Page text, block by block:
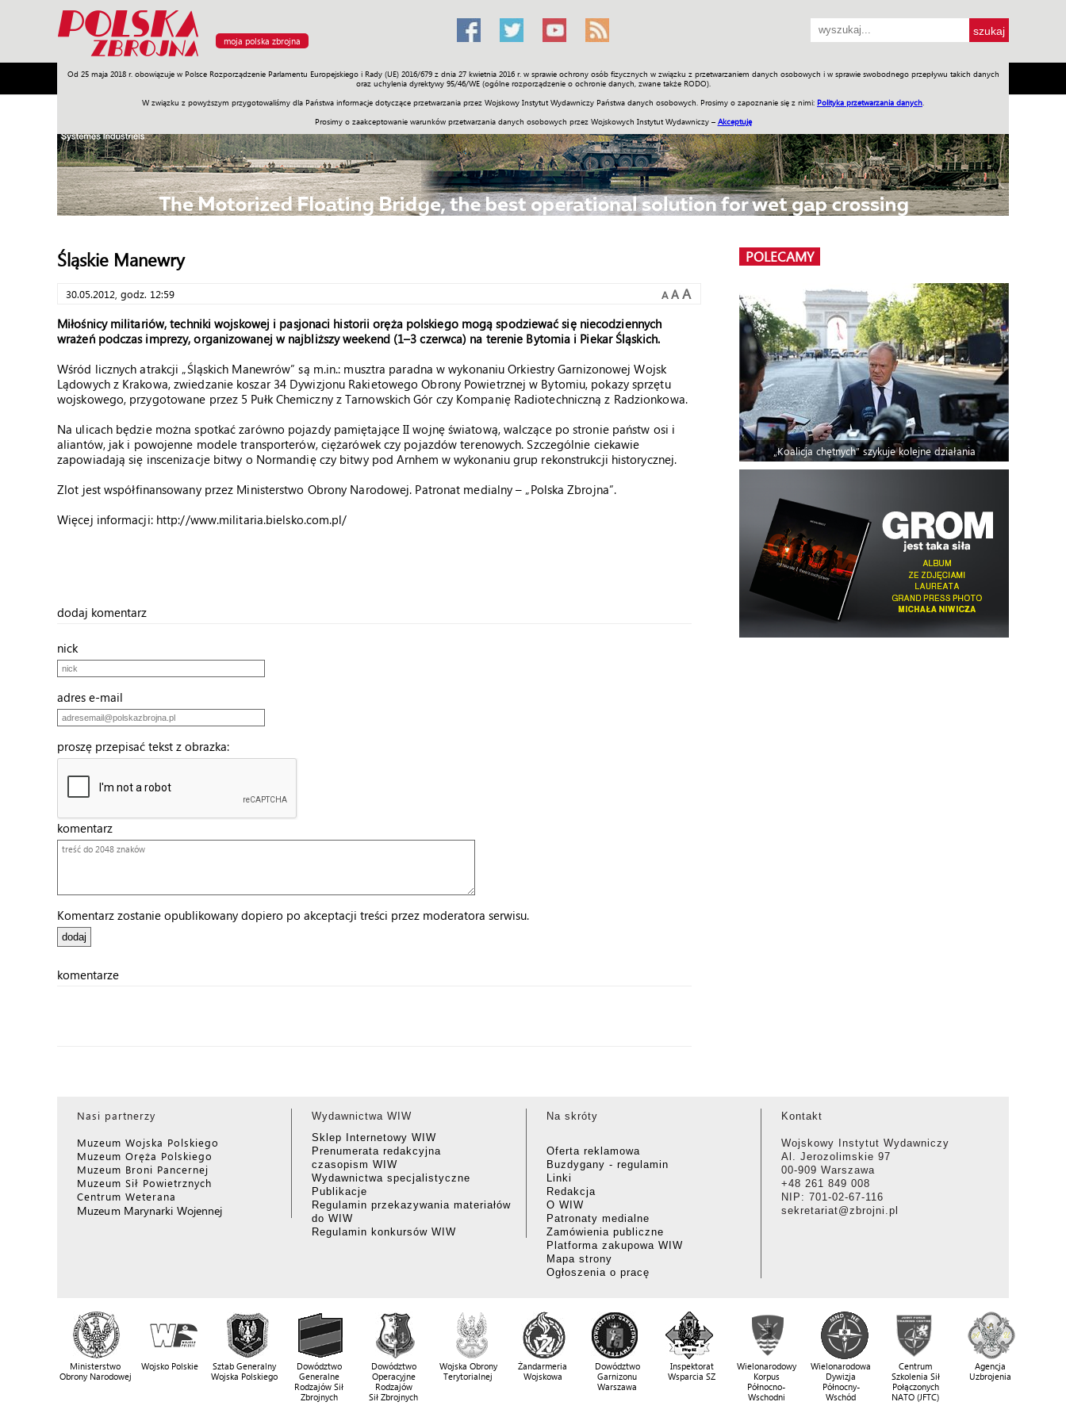
moja polska zbrojna
Od 25 maja 2018 r. obowiązuje w Polsce Rozporządzenie Parlamentu Europejskiego i Rady (UE) 2016/679 z dnia 27 kwietnia 2016 r. w sprawie ochrony osób fizycznych w związku z przetwarzaniem danych osobowych i w sprawie swobodnego przepływu takich danych
oraz uchylenia dyrektywy 95/46/WE (ogólne rozporządzenie o ochronie danych, zwane także RODO).
W związku z powyższym przygotowaliśmy dla Państwa informacje dotyczące przetwarzania przez Wojskowy Instytut Wydawniczy Państwa danych osobowych. Prosimy o zapoznanie się z nimi: Polityka przetwarzania danych
Prosimy o zaakceptowanie warunków przetwarzania danych osobowych przez Wojskowych Instytut Wydawniczy – Akceptuję
Armia Poligon Sprzęt Misje Polityka Prawo Świat Społeczność Sport Historia Galerie Wideo ENGLISH SKLEP Jednodniówki Praca w WIW
Śląskie Manewry
30.05.2012, godz. 12:59 A A A
Miłośnicy militariów, techniki wojskowej i pasjonaci historii oręża polskiego mogą spodziewać się niecodziennych
wrażeń podczas imprezy, organizowanej w najbliższy weekend (1–3 czerwca) na terenie Bytomia i Piekar Śląskich.
Wśród licznych atrakcji „Śląskich Manewrów” są m.in.: musztra paradna w wykonaniu Orkiestry Garnizonowej Wojsk
Lądowych z Krakowa, zwiedzanie koszar 34 Dywizjonu Rakietowego Obrony Powietrznej w Bytomiu, pokazy sprzętu
wojskowego, przygotowane przez 5 Pułk Chemiczny z Tarnowskich Gór czy Kompanię Radiotechniczną z Radzionkowa.
Na ulicach będzie można spotkać zarówno pojazdy pamiętające II wojnę światową, walczące po stronie państw osi i
aliantów, jak i powojenne modele transporterów, ciężarówek czy pojazdów terenowych. Szczególnie ciekawie
zapowiadają się inscenizacje bitwy o Normandię czy bitwy pod Arnhem w wykonaniu grup rekonstrukcji historycznej.
Zlot jest współfinansowany przez Ministerstwo Obrony Narodowej. Patronat medialny – „Polska Zbrojna”.
Więcej informacji: http://www.militaria.bielsko.com.pl/
dodaj komentarz
nick
adres e-mail
proszę przepisać tekst z obrazka:
komentarz
Komentarz zostanie opublikowany dopiero po akceptacji treści przez moderatora serwisu.
komentarze
POLECAMY
„Koalicja chętnych” szykuje kolejne działania
Nasi partnerzy
Muzeum Wojska Polskiego
Muzeum Oręża Polskiego
Muzeum Broni Pancernej
Muzeum Sił Powietrznych
Centrum Weterana
Muzeum Marynarki Wojennej
Wydawnictwa WIW
Sklep Internetowy WIW
Prenumerata redakcyjna
czasopism WIW
Wydawnictwa specjalistyczne
Publikacje
Regulamin przekazywania materiałów
do WIW
Regulamin konkursów WIW
Na skróty
Oferta reklamowa
Buzdygany - regulamin
Linki
Redakcja
O WIW
Patronaty medialne
Zamówienia publiczne
Platforma zakupowa WIW
Mapa strony
Ogłoszenia o pracę
Kontakt
Wojskowy Instytut Wydawniczy
Al. Jerozolimskie 97
00-909 Warszawa
+48 261 849 008
NIP: 701-02-67-116
sekretariat@zbrojni.pl
Ministerstwo
Obrony Narodowej
Wojsko Polskie
Sztab Generalny
Wojska Polskiego
Dowództwo
Generalne
Rodzajów Sił
Zbrojnych
Dowództwo
Operacyjne
Rodzajów
Sił Zbrojnych
Wojska Obrony
Terytorialnej
Żandarmeria
Wojskowa
Dowództwo
Garnizonu
Warszawa
Inspektorat
Wsparcia SZ
Wielonarodowy
Korpus
Północno-
Wschodni
Wielonarodowa
Dywizja
Północny-
Wschód
Centrum
Szkolenia Sił
Połączonych
NATO (JFTC)
Agencja
Uzbrojenia